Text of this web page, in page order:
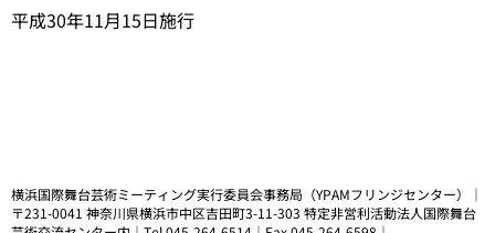
平成30年11月15日施行
横浜国際舞台芸術ミーティング実行委員会事務局（YPAMフリンジセンター）｜
〒231-0041 神奈川県横浜市中区吉田町3-11-303 特定非営利活動法人国際舞台